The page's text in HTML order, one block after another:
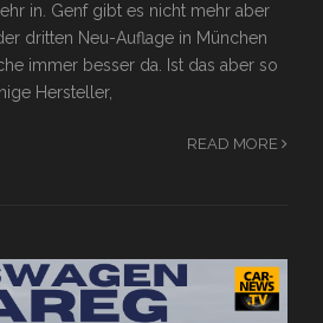
in. Genf gibt es nicht mehr aber
dritten Neu-Auflage in München
immer besser da. Ist das aber so
Hersteller,
READ MORE